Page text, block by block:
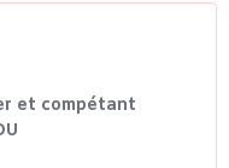
et compétant